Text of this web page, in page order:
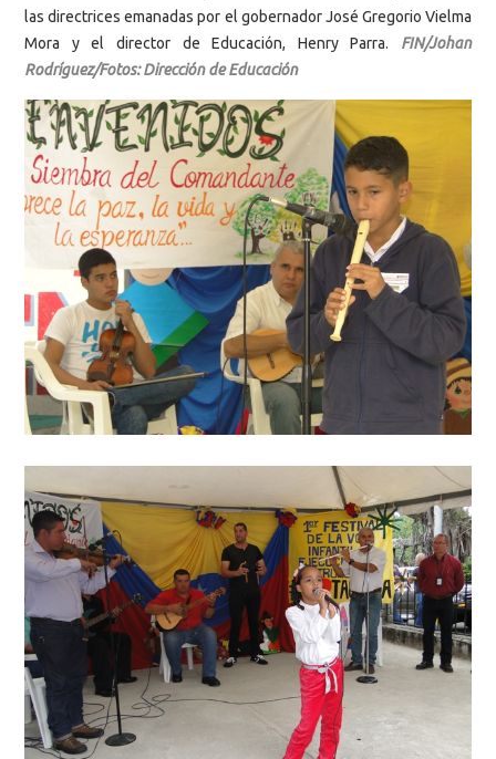
las directrices emanadas por el gobernador José Gregorio Vielma
Mora y el director de Educación, Henry Parra. FIN/Johan
Rodríguez/Fotos: Dirección de Educación